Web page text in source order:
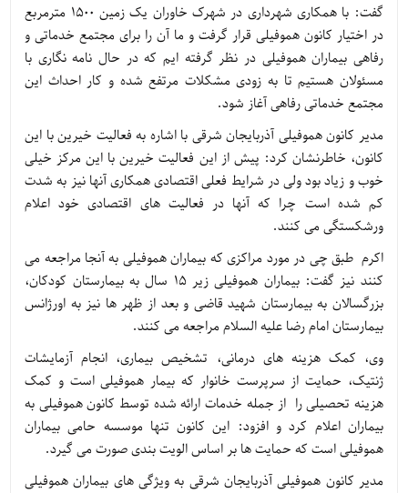
گفت: با همکاری شهرداری در شهرک خاوران یک زمین ۱۵۰۰ مترمربع
در اختیار کانون هموفیلی قرار گرفت و ما آن را برای مجتمع خدماتی و
رفاهی بیماران هموفیلی در نظر گرفته ایم که در حال نامه نگاری با
مسئولان هستیم تا به زودی مشکلات مرتفع شده و کار احداث این
مجتمع خدماتی رفاهی آغاز شود.
مدیر کانون هموفیلی آذربایجان شرقی با اشاره به فعالیت خیرین با این
کانون، خاطرنشان کرد: پیش از این فعالیت خیرین با این مرکز خیلی
خوب و زیاد بود ولی در شرایط فعلی اقتصادی همکاری آنها نیز به شدت
کم شده است چرا که آنها در فعالیت های اقتصادی خود اعلام
ورشکستگی می کنند.
اکرم طبق چی در مورد مراکزی که بیماران هموفیلی به آنجا مراجعه می
کنند نیز گفت: بیماران هموفیلی زیر ۱۵ سال به بیمارستان کودکان،
بزرگسالان به بیمارستان شهید قاضی و بعد از ظهر ها نیز به اورژانس
بیمارستان امام رضا علیه السلام مراجعه می کنند.
وی، کمک هزینه های درمانی، تشخیص بیماری، انجام آزمایشات
ژنتیک، حمایت از سرپرست خانوار که بیمار هموفیلی است و کمک
هزینه تحصیلی را از جمله خدمات ارائه شده توسط کانون هموفیلی به
بیماران اعلام کرد و افزود: این کانون تنها موسسه حامی بیماران
هموفیلی است که حمایت ها بر اساس الویت بندی صورت می گیرد.
مدیر کانون هموفیلی آذربایجان شرقی به ویژگی های بیماران هموفیلی